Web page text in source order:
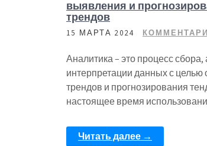
выявления и
трендов
15 МАРТА 2024
Аналитика – это процесс сбора,
интерпретации данных с целью
трендов и прогнозирования
настоящее время
Читать далее →